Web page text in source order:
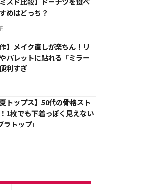
めはどっち？
作】メイク直しが楽ちん！リ
パレットに貼れる「ミラー
利すぎ
夏トップス】50代の骨格スト
1枚でも下着っぽく見えない
ラトップ」